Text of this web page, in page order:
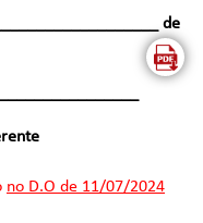
de
no D.O de 11/07/2024